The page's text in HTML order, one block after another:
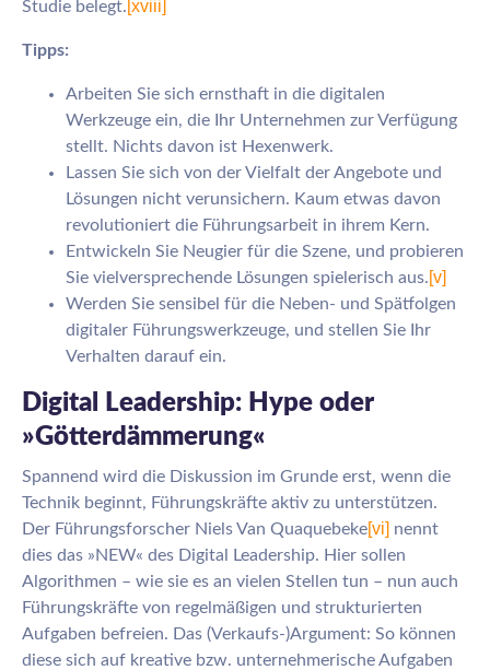
Studie belegt.[xviii]
Tipps:
Arbeiten Sie sich ernsthaft in die digitalen
Werkzeuge ein, die Ihr Unternehmen zur Verfügung
stellt. Nichts davon ist Hexenwerk.
Lassen Sie sich von der Vielfalt der Angebote und
Lösungen nicht verunsichern. Kaum etwas davon
revolutioniert die Führungsarbeit in ihrem Kern.
Entwickeln Sie Neugier für die Szene, und probieren
Sie vielversprechende Lösungen spielerisch aus.[v]
Werden Sie sensibel für die Neben- und Spätfolgen
digitaler Führungswerkzeuge, und stellen Sie Ihr
Verhalten darauf ein.
Digital Leadership: Hype oder
»Götterdämmerung«
Spannend wird die Diskussion im Grunde erst, wenn die
Technik beginnt, Führungskräfte aktiv zu unterstützen.
Der Führungsforscher Niels Van Quaquebeke[vi] nennt
dies das »NEW« des Digital Leadership. Hier sollen
Algorithmen – wie sie es an vielen Stellen tun – nun auch
Führungskräfte von regelmäßigen und strukturierten
Aufgaben befreien. Das (Verkaufs-)Argument: So können
diese sich auf kreative bzw. unternehmerische Aufgaben